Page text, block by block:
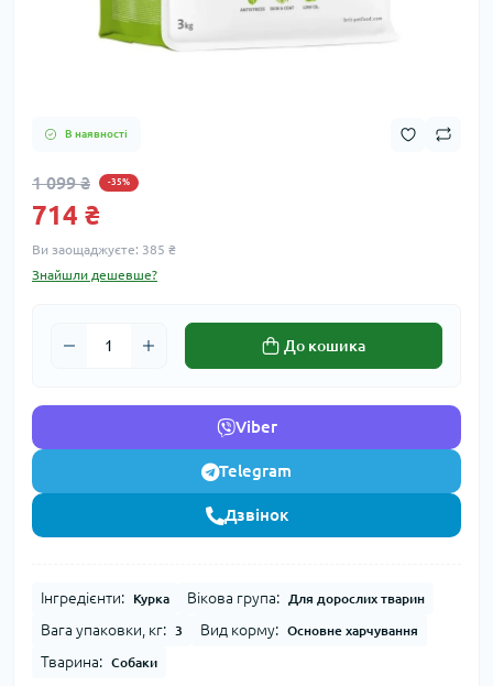
В наявності
1 099 ₴ -35%
714 ₴
Ви заощаджуєте: 385 ₴
Знайшли дешевше?
До кошика
Viber
Telegram
Дзвінок
Інгредієнти: Курка Вікова група: Для дорослих тварин
Вага упаковки, кг: 3 Вид корму: Основне харчування
Тварина: Собаки